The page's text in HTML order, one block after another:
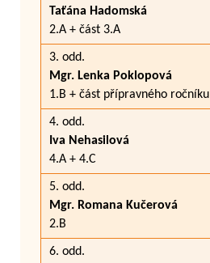
Taťána Hadomská
2.A + část 3.A
3. odd.
Mgr. Lenka Poklopová
1.B + část přípravného ročníku
4. odd.
Iva Nehasilová
4.A + 4.C
5. odd.
Mgr. Romana Kučerová
2.B
6. odd.